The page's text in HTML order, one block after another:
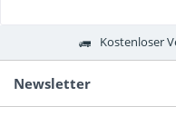
Kostenloser
Newsletter